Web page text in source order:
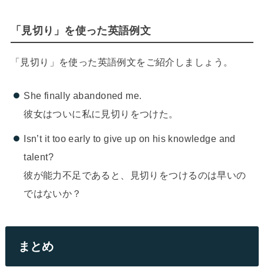
「見切り」を使った英語例文
「見切り」を使った英語例文をご紹介しましょう。
She finally abandoned me.
彼女はついに私に見切りをつけた。
Isn’t it too early to give up on his knowledge and
talent?
彼が能力不足であると、見切りをつけるのは早いの
ではないか？
まとめ